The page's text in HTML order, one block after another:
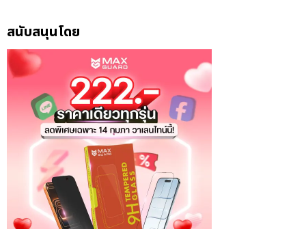
สนับสนุนโดย